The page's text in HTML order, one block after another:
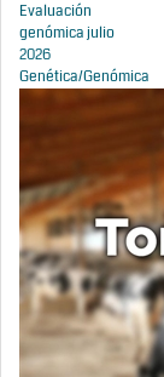
Evaluación
genómica julio
2026
Genética/Genómica